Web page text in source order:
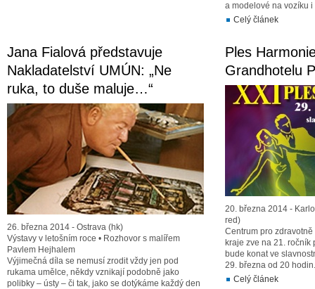
a modelové na vozíku i
Celý článek
Jana Fialová představuje
Nakladatelství UMÚN: „Ne
ruka, to duše maluje…“
26. března 2014 - Ostrava (hk)
Výstavy v letošním roce • Rozhovor s malířem
Pavlem Hejhalem
Výjimečná díla se nemusí zrodit vždy jen pod
rukama umělce, někdy vznikají podobně jako
polibky – ústy – či tak, jako se dotýkáme každý den
Ples
Grandhotelu
20. března 2014 -
red)
Centrum pro
kraje zve na 21. ročník
bude konat ve
29. března od 20 hodin.
Celý článek